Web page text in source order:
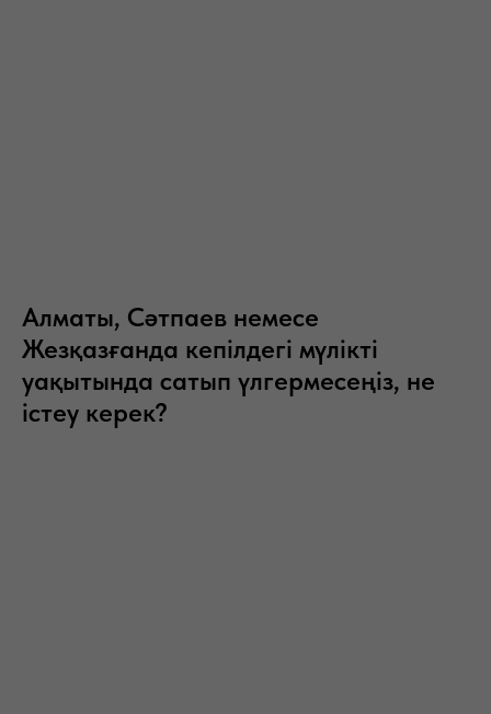
Алматы, Сәтпаев немесе
Жезқазғанда кепілдегі мүлікті
уақытында сатып үлгермесеңіз, не
істеу керек?